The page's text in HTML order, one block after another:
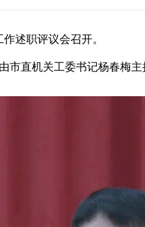
述职评议会召开。
直机关工委书记杨春梅主